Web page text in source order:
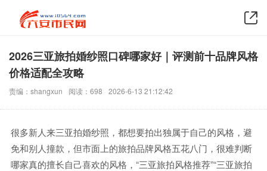
2026三亚旅拍婚纱照口碑哪家好｜评测前十品牌风格
价格适配全攻略
责编：shangxun 阅读：698 2026-6-13 21:12:42
很多新人来三亚拍婚纱照，都想要拍出独属于自己的风格，避
免和别人撞款，但市面上的旅拍品牌风格五花八门，很难判断
哪家真的擅长自己喜欢的风格，“三亚旅拍风格推荐”“三亚旅拍